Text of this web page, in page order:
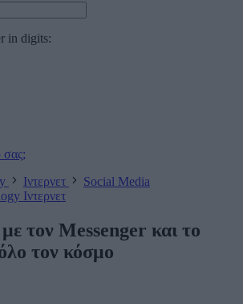
in digits:
σας;
Ιντερνετ
Social Media
Ιντερνετ
τον Messenger και το
τον κόσμο